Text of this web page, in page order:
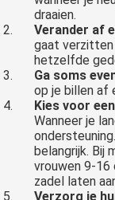
draaien.
Verander af
gaat verzitten
hetzelfde
Ga soms
op je billen af
Kies voor
Wanneer je
belangrijk. Bij
vrouwen 9-16
zadel laten
Verzorg je